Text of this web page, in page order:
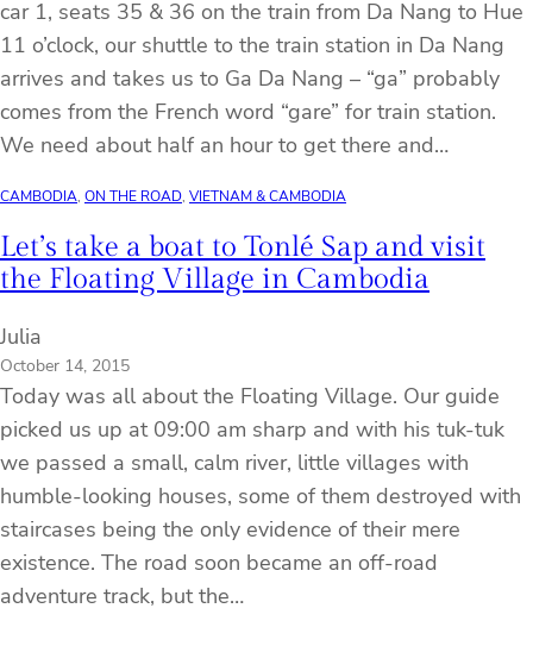
car 1, seats 35 & 36 on the train from Da Nang to Hue
11 o’clock, our shuttle to the train station in Da Nang
arrives and takes us to Ga Da Nang – “ga” probably
comes from the French word “gare” for train station.
We need about half an hour to get there and…
CAMBODIA, ON THE ROAD, VIETNAM & CAMBODIA
Let’s take a boat to Tonlé Sap and visit
the Floating Village in Cambodia
Julia
October 14, 2015
Today was all about the Floating Village. Our guide
picked us up at 09:00 am sharp and with his tuk-tuk
we passed a small, calm river, little villages with
humble-looking houses, some of them destroyed with
staircases being the only evidence of their mere
existence. The road soon became an off-road
adventure track, but the…